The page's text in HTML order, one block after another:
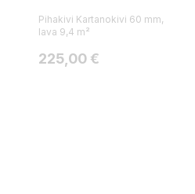
Pihakivi Kartanokivi 60 mm,
lava 9,4 m²
Hinta
225,00 €